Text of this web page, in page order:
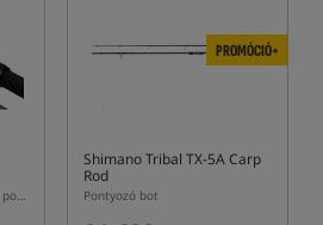
Teleszkópos spiccel ellátott pontyozó bot
PROMÓCIÓ+
Shimano Tribal TX-5A Carp
Rod
Pontyozó bot